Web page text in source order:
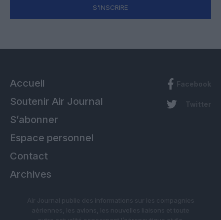
S'INSCRIRE
Accueil
Soutenir Air Journal
S’abonner
Espace personnel
Contact
Archives